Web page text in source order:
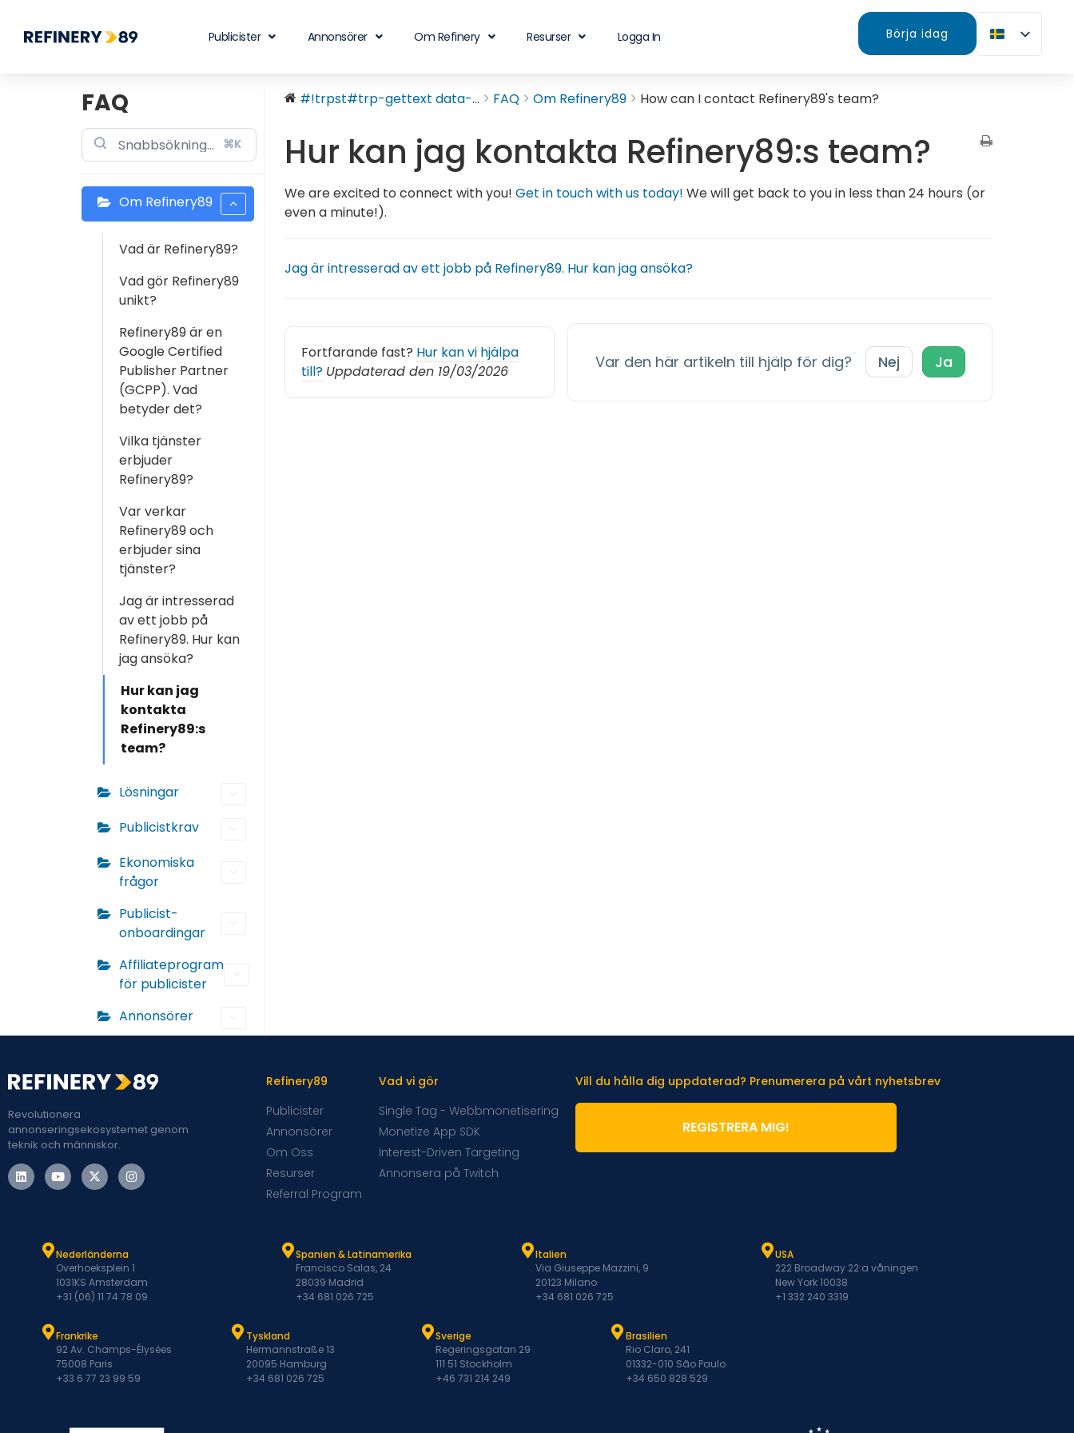
Publicister Annonsörer Om Refinery Resurser Logga In Börja idag
FAQ
⌘K
Om Refinery89
Vad är Refinery89?
Vad gör Refinery89
unikt?
Refinery89 är en
Google Certified
Publisher Partner
(GCPP). Vad
betyder det?
Vilka tjänster
erbjuder
Refinery89?
Var verkar
Refinery89 och
erbjuder sina
tjänster?
Jag är intresserad
av ett jobb på
Refinery89. Hur kan
jag ansöka?
Hur kan jag
kontakta
Refinery89:s
team?
Lösningar
Publicistkrav
Ekonomiska
frågor
Publicist-
onboardingar
Affiliateprogram
för publicister
Annonsörer
#!trpst#trp-gettext data-... FAQ Om Refinery89 How can I contact Refinery89's team?
Hur kan jag kontakta Refinery89:s team?
We are excited to connect with you! Get in touch with us today! We will get back to you in less than 24 hours (or
even a minute!).
Jag är intresserad av ett jobb på Refinery89. Hur kan jag ansöka?
Fortfarande fast? Hur kan vi hjälpa
till? Uppdaterad den 19/03/2026 Var den här artikeln till hjälp för dig? Nej Ja
Revolutionera
annonseringsekosystemet genom
teknik och människor.
Refinery89
Publicister
Annonsörer
Om Oss
Resurser
Referral Program
Vad vi gör
Single Tag - Webbmonetisering
Monetize App SDK
Interest-Driven Targeting
Annonsera på Twitch
Vill du hålla dig uppdaterad? Prenumerera på vårt nyhetsbrev
REGISTRERA MIG!
Nederländerna
Overhoeksplein 1
1031KS Amsterdam
+31 (06) 11 74 78 09
Spanien & Latinamerika
Francisco Salas, 24
28039 Madrid
+34 681 026 725
Italien
Via Giuseppe Mazzini, 9
20123 Milano
+34 681 026 725
USA
222 Broadway 22:a våningen
New York 10038
+1 332 240 3319
Frankrike
92 Av. Champs-Élysées
75008 Paris
+33 6 77 23 99 59
Tyskland
Hermannstraße 13
20095 Hamburg
+34 681 026 725
Sverige
Regeringsgatan 29
111 51 Stockholm
+46 731 214 249
Brasilien
Rio Claro, 241
01332-010 São Paulo
+34 650 828 529